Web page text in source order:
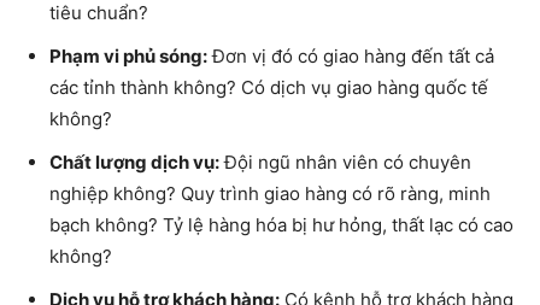
tiêu chuẩn?
Phạm vi phủ sóng:Đơn vị đó có giao hàng đến tất cả
các tỉnh thành không? Có dịch vụ giao hàng quốc tế
không?
Chất lượng dịch vụ:Đội ngũ nhân viên có chuyên
nghiệp không? Quy trình giao hàng có rõ ràng, minh
bạch không? Tỷ lệ hàng hóa bị hư hỏng, thất lạc có cao
không?
Dịch vụ hỗ trợ khách hàng: Có kênh hỗ trợ khách hàng